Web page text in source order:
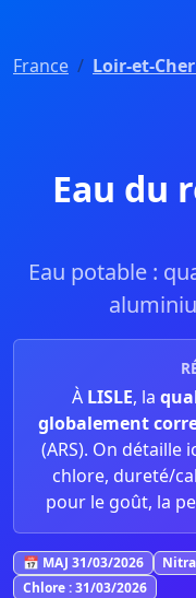
France Loir-et-
Eau du
Eau potable :
À LISLE, la
globalement
(ARS). On détaille
chlore, dureté/
pour le goût, la
📅 MAJ 31/03/2026
Chlore : 31/03/2026